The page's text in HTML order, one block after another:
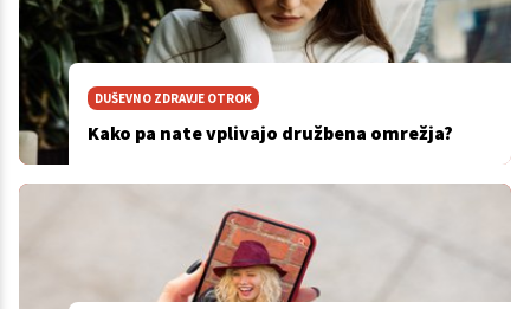
DUŠEVNO ZDRAVJE OTROK
Kako pa nate vplivajo družbena omrežja?